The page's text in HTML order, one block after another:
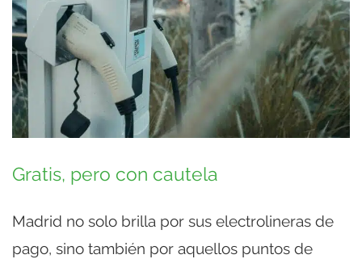
Gratis, pero con cautela
Madrid no solo brilla por sus electrolineras de
pago, sino también por aquellos puntos de